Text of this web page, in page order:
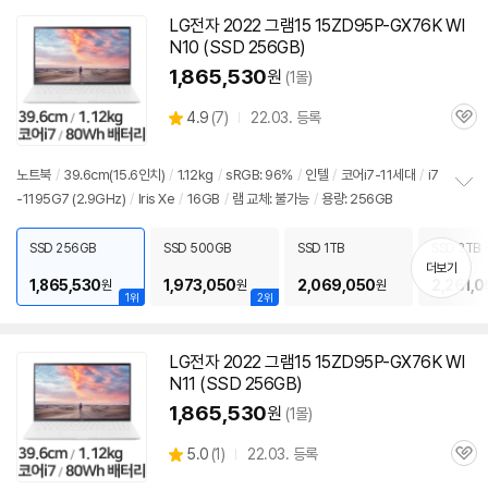
LG전자 2022 그램15 15ZD95P-GX76K WI
N10 (SSD 256GB)
1,865,530원 (1몰)
별
4.9 (상
7) 22.03. 등록
관
노트북 / 39.6cm(15.6인치) / 1.12kg / sRGB: 96% / 인텔 / 코어i7-11세대 / i7
-1195G7 (2.9GHz) / Iris Xe / 16GB / 램 교체: 불가능 / 용량: 256GB
펼
치
기
1위
SSD 256GB
1,865,530원
2위
SSD 500GB
1,973,050원
SSD 1TB
2,069,050원
SSD 2TB
더보기
LG전자 2022 그램15 15ZD95P-GX76K WI
N11 (SSD 256GB)
1,865,530원 (1몰)
별
5.0 (상
1) 22.03. 등록
관